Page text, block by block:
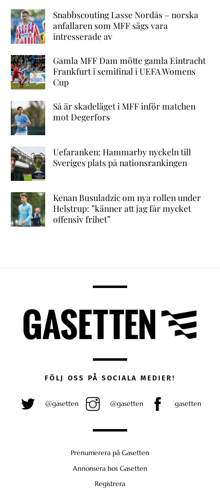
Snabbscouting Lasse Nordås – norska
anfallaren som MFF sägs vara
intresserade av
Gamla MFF Dam mötte gamla Eintracht
Frankfurt i semifinal i UEFA Womens
Cup
Så är skadeläget i MFF inför matchen
mot Degerfors
Uefaranken: Hammarby nyckeln till
Sveriges plats på nationsrankingen
Kenan Busuladzic om nya rollen under
Helstrup: ”känner att jag får mycket
offensiv frihet”
FÖLJ OSS PÅ SOCIALA MEDIER!
@gasetten @gasetten gasetten
Prenumerera på Gasetten
Annonsera hos Gasetten
Registrera